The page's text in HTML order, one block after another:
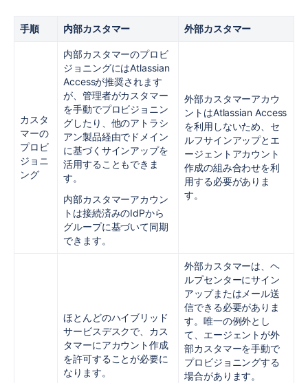
手順 内部カスタマー 外部カスタマー
カスタ
マーの
プロビ
ジョニ
ング
内部カスタマーのプロビ
ジョニングにはAtlassian
Accessが推奨されます
が、管理者がカスタマー
を手動でプロビジョニン
グしたり、他のアトラシ
アン製品経由でドメイン
に基づくサインアップを
活用することもできま
す。
内部カスタマーアカウン
トは接続済みのIdPから
グループに基づいて同期
できます。
外部カスタマーアカウ
ントはAtlassian Access
を利用しないため、セ
ルフサインアップとエ
ージェントアカウント
作成の組み合わせを利
用する必要がありま
す。
ほとんどのハイブリッド
サービスデスクで、カス
タマーにアカウント作成
を許可することが必要に
なります。
外部カスタマーは、ヘ
ルプセンターにサイン
アップまたはメール送
信できる必要がありま
す。唯一の例外とし
て、エージェントが外
部カスタマーを手動で
プロビジョニングする
場合があります。